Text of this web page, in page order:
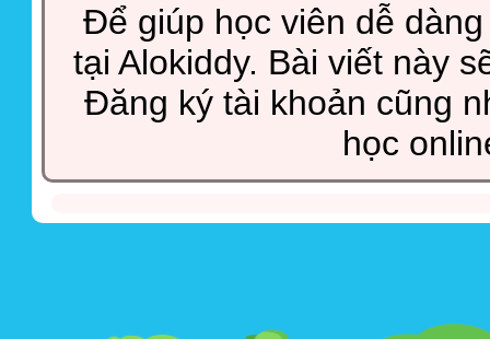
Để giúp học viên dễ
tại Alokiddy. Bài viết này
Đăng ký tài khoản cũng
học